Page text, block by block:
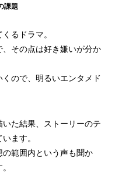
課題
るドラマ。
その点は好き嫌いが分か
ので、明るいエンタメド
た結果、ストーリーのテ
ます。
範囲内という声も聞か